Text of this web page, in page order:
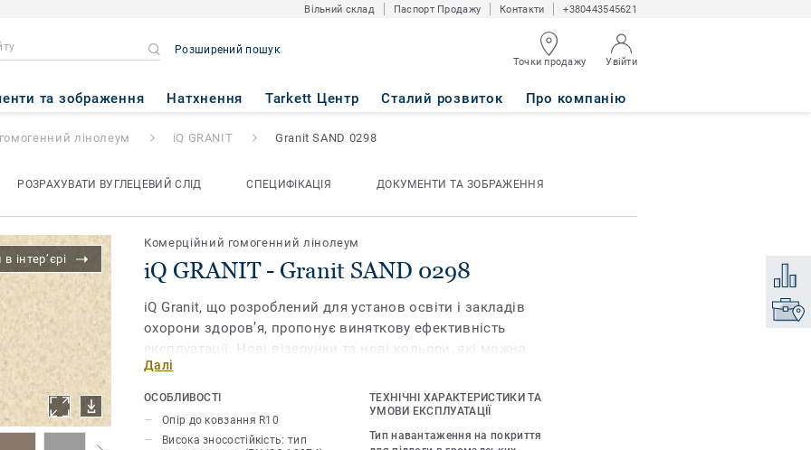
Вільний склад Паспорт Продажу Контакти +380443545621
Розширений пошук
Точки продажу Увійти
та зображення Натхнення Tarkett Центр Сталий розвиток Про компанію
SAND 0298
лінолеум iQ GRANIT Granit SAND 0298
РОЗРАХУВАТИ ВУГЛЕЦЕВИЙ СЛІД СПЕЦИФІКАЦІЯ ДОКУМЕНТИ ТА ЗОБРАЖЕННЯ
інтер’єрі
Комерційний гомогенний лінолеум
iQ GRANIT - Granit SAND 0298
iQ Granit, що розроблений для установ освіти і закладів
охорони здоров’я, пропонує виняткову ефективність
експлуатації. Нові візерунки та нові кольори, які можна
поєднувати, але також які красиві самі по собі. iQ Granit
забезпечує надзвичайну довговічність, а також чудову
стійкість до зносу, плям і стирання для всіх місць з
інтенсивним рухом. Немає потреби в мастиках чи воску,
Далі
ОСОБЛИВОСТІ
Опір до ковзання R10
Висока зносостійкість: тип
ТЕХНІЧНІ ХАРАКТЕРИСТИКИ ТА
УМОВИ ЕКСПЛУАТАЦІЇ
Тип навантаження на покриття